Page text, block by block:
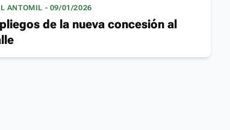
ANTOMIL - 09/01/2026
de la nueva concesión al